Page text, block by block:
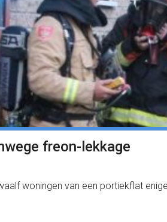
freon-lekkage
woningen van een portiekflat